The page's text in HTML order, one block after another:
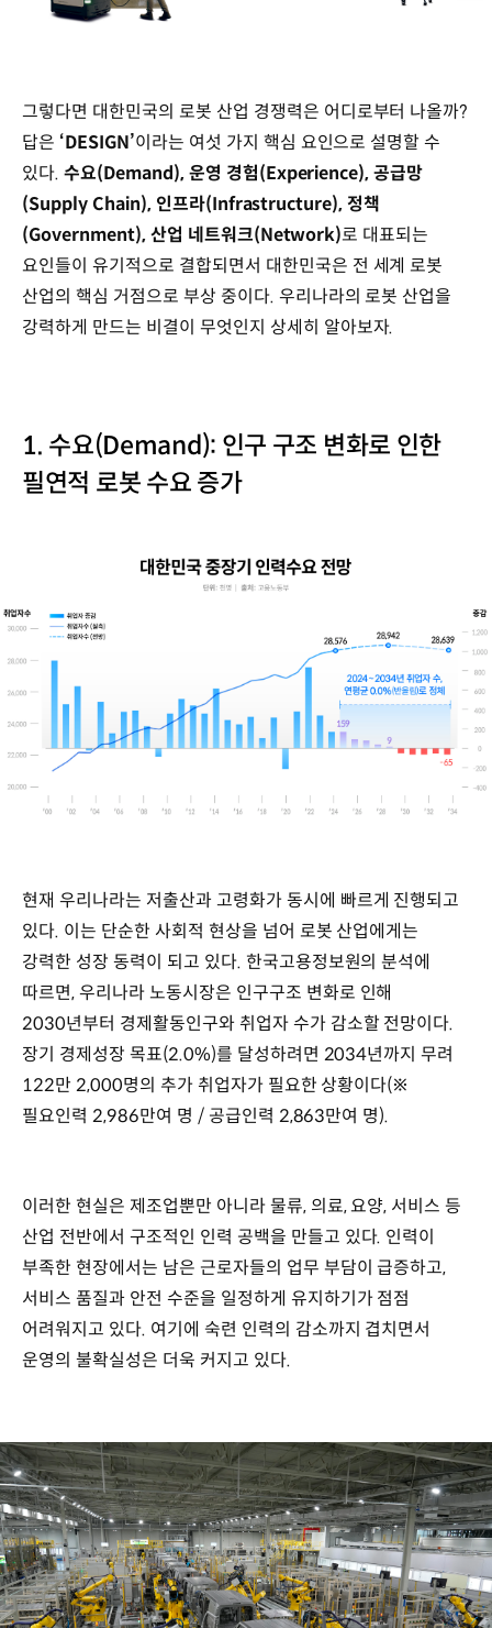
정의
인포그래픽,
Demand,
Experience,
Supply
chain,
Infrastructure,
Government,
Network
그렇다면 대한민국의 로봇 산업 경쟁력은 어디로부터 나올까?
답은 ‘DESIGN’이라는 여섯 가지 핵심 요인으로 설명할 수
있다. 수요(Demand), 운영 경험(Experience), 공급망
(Supply Chain), 인프라(Infrastructure), 정책
(Government), 산업 네트워크(Network)로 대표되는
요인들이 유기적으로 결합되면서 대한민국은 전 세계 로봇
산업의 핵심 거점으로 부상 중이다. 우리나라의 로봇 산업을
강력하게 만드는 비결이 무엇인지 상세히 알아보자.
1. 수요(Demand): 인구 구조 변화로 인한
필연적 로봇 수요 증가
현재 우리나라는 저출산과 고령화가 동시에 빠르게 진행되고
있다. 이는 단순한 사회적 현상을 넘어 로봇 산업에게는
강력한 성장 동력이 되고 있다. 한국고용정보원의 분석에
따르면, 우리나라 노동시장은 인구구조 변화로 인해
2030년부터 경제활동인구와 취업자 수가 감소할 전망이다.
장기 경제성장 목표(2.0%)를 달성하려면 2034년까지 무려
122만 2,000명의 추가 취업자가 필요한 상황이다(※
필요인력 2,986만여 명 / 공급인력 2,863만여 명).
이러한 현실은 제조업뿐만 아니라 물류, 의료, 요양, 서비스 등
산업 전반에서 구조적인 인력 공백을 만들고 있다. 인력이
부족한 현장에서는 남은 근로자들의 업무 부담이 급증하고,
서비스 품질과 안전 수준을 일정하게 유지하기가 점점
어려워지고 있다. 여기에 숙련 인력의 감소까지 겹치면서
운영의 불확실성은 더욱 커지고 있다.